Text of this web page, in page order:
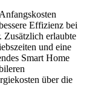
Effizienz bei
Zusätzlich erlaubte
und eine
Smart Home
über die